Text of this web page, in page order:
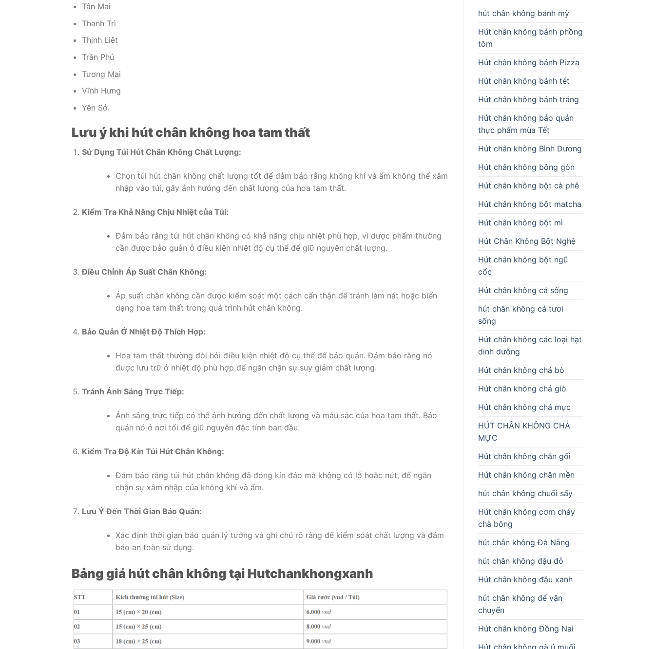
Tân Mai
Thanh Trì
Thịnh Liệt
Trần Phú
Tương Mai
Vĩnh Hưng
Yên Sở.
Lưu ý khi hút chân không hoa tam thất
Sử Dụng Túi Hút Chân Không Chất Lượng:
Chọn túi hút chân không chất lượng tốt để đảm bảo rằng không khí và ẩm không thể xâm
nhập vào túi, gây ảnh hưởng đến chất lượng của hoa tam thất.
Kiểm Tra Khả Năng Chịu Nhiệt của Túi:
Đảm bảo rằng túi hút chân không có khả năng chịu nhiệt phù hợp, vì dược phẩm thường
cần được bảo quản ở điều kiện nhiệt độ cụ thể để giữ nguyên chất lượng.
Điều Chỉnh Áp Suất Chân Không:
Áp suất chân không cần được kiểm soát một cách cẩn thận để tránh làm nát hoặc biến
dạng hoa tam thất trong quá trình hút chân không.
Bảo Quản Ở Nhiệt Độ Thích Hợp:
Hoa tam thất thường đòi hỏi điều kiện nhiệt độ cụ thể để bảo quản. Đảm bảo rằng nó
được lưu trữ ở nhiệt độ phù hợp để ngăn chặn sự suy giảm chất lượng.
Tránh Ánh Sáng Trực Tiếp:
Ánh sáng trực tiếp có thể ảnh hưởng đến chất lượng và màu sắc của hoa tam thất. Bảo
quản nó ở nơi tối để giữ nguyên đặc tính ban đầu.
Kiểm Tra Độ Kín Túi Hút Chân Không:
Đảm bảo rằng túi hút chân không đã đóng kín đáo mà không có lỗ hoặc nứt, để ngăn
chặn sự xâm nhập của không khí và ẩm.
Lưu Ý Đến Thời Gian Bảo Quản:
Xác định thời gian bảo quản lý tưởng và ghi chú rõ ràng để kiểm soát chất lượng và đảm
bảo an toàn sử dụng.
Bảng giá hút chân không tại Hutchankhongxanh
hút chân không bánh mỳ
Hút chân không bánh phồng
tôm
Hút chân không bánh Pizza
Hút chân không bánh tét
Hút chân không bánh tráng
Hút chân không bảo quản
thực phẩm mùa Tết
Hút chân không Bình Dương
Hút chân không bông gòn
Hút chân không bột cà phê
Hút chân không bột matcha
Hút chân không bột mì
Hút Chân Không Bột Nghệ
Hút chân không bột ngũ
cốc
Hút chân không cá sống
hút chân không cá tươi
sống
Hút chân không các loại hạt
dinh dưỡng
Hút chân không chả bò
Hút chân không chả giò
Hút chân không chả mực
HÚT CHÂN KHÔNG CHẢ
MỰC
Hút chân không chăn gối
Hút chân không chăn mền
hút chân không chuối sấy
Hút chân không cơm cháy
chà bông
hút chân không Đà Nẵng
hút chân không đậu đỏ
Hút chân không đậu xanh
hút chân không để vận
chuyển
Hút chân không Đồng Nai
Hút chân không gà ủ muối